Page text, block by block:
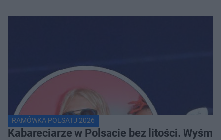
RAMÓWKA POLSATU 2026
Kabareciarze w Polsacie bez litości.